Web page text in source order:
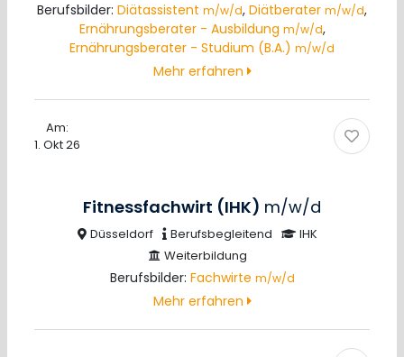
Berufsbilder: Diätassistent m/w/d, Diätberater m/w/d,
Ernährungsberater - Ausbildung m/w/d,
Ernährungsberater - Studium (B.A.) m/w/d
Mehr erfahren
Am:
1. Okt 26
Fitnessfachwirt (IHK) m/w/d
Düsseldorf Berufsbegleitend
IHK
Weiterbildung
Berufsbilder: Fachwirte m/w/d
Mehr erfahren